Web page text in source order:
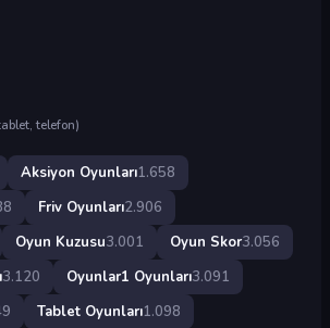
telefon)
Aksiyon Oyunları1.658
Friv Oyunları2.906
Oyun Kuzusu3.001 Oyun Skor3.056
3.120 Oyunlar1 Oyunları3.091
Tablet Oyunları1.098